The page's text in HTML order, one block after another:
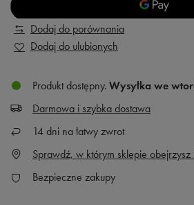
Dodaj do porównania
Dodaj do ulubionych
Produkt dostępny Wysyłka we
Darmowa i szybka dostawa
14 dni na łatwy zwrot
Sprawdź, w którym sklepie
Bezpieczne zakupy